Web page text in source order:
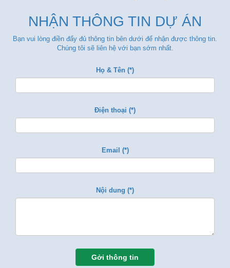
NHẬN THÔNG TIN DỰ ÁN
Bạn vui lòng điền đẩy đủ thông tin bên dưới để nhận được thông tin.
Chúng tôi sẽ liên hệ với bạn sớm nhất.
Họ & Tên (*)
Điện thoại (*)
Email (*)
Nội dung (*)
Gởi thông tin